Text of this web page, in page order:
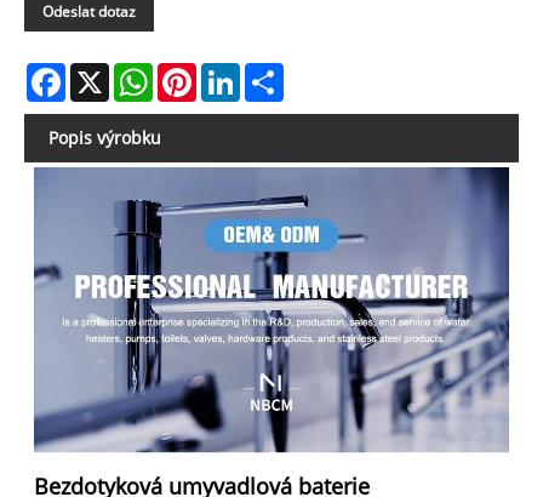
Odeslat dotaz
Facebook
X WhatsAppPinterestLinkedIn
Popis výrobku
Bezdotyková umyvadlová baterie